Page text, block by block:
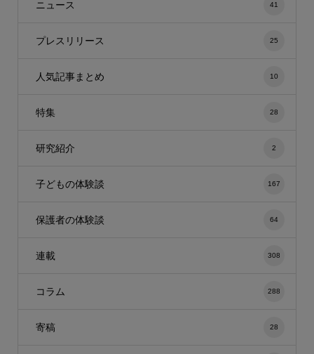
ニュース 41
プレスリリース 25
人気記事まとめ 10
特集 28
研究紹介 2
子どもの体験談 167
保護者の体験談 64
連載 308
コラム 288
寄稿 28